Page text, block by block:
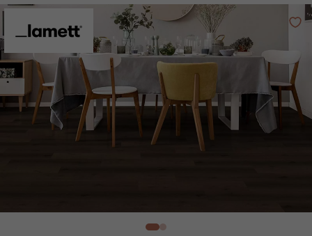
SOL PLAQUÉ BOIS VERITABLES PARQUETS À MOTIFS
PARQUET EN BOIS EXOTIQUE PARQUET VERNIS
PARQUET HUILÉ PARQUET EN BOIS BRUT
PARQUET VIEILLI PARQUET FUMÉ